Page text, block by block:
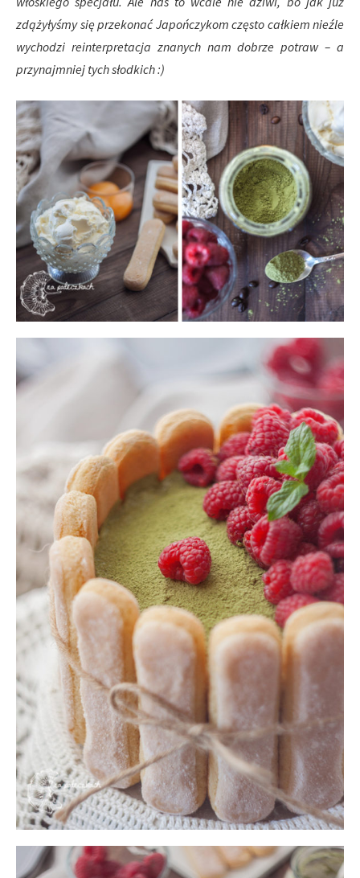
zdążyłyśmy się przekonać Japończykom często całkiem nieźle
wychodzi reinterpretacja znanych nam dobrze potraw – a
przynajmniej tych słodkich :)